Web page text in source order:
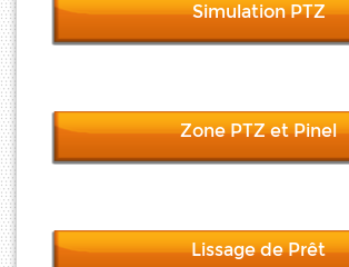
Simulation PTZ
Zone PTZ et Pinel
Lissage de Prêt